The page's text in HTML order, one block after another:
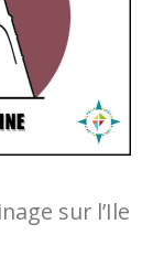
sur l’Ile